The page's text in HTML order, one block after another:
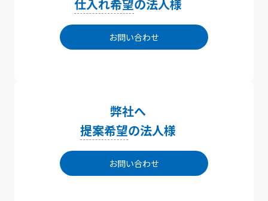
仕入れ希望の法人様
お問い合わせ
弊社へ
提案希望の法人様
お問い合わせ